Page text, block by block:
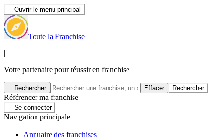
Ouvrir le menu principal
Toute la Franchise
|
Votre partenaire pour réussir en franchise
Rechercher Effacer Rechercher
Référencer ma franchise
Se connecter
Navigation principale
Annuaire des franchises